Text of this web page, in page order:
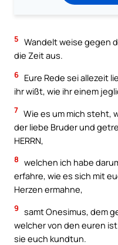
5 Wandelt weise gegen
die Zeit aus.
6 Eure Rede sei allezeit
ihr wißt, wie ihr einem
7 Wie es um mich steht,
der liebe Bruder und
HERRN,
8 welchen ich habe
erfahre, wie es sich mit
Herzen ermahne,
9 samt Onesimus, dem
welcher von den euren
sie euch kundtun.